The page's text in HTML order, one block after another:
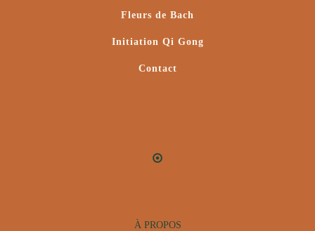
Fleurs de Bach
Initiation Qi Gong
Contact
À PROPOS